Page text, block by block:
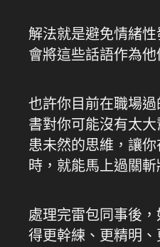
解法就是避免情緒
會將這些話語作為他
也許你目前在職場
書對你可能沒有太
患未然的思維，讓
時，就能馬上過關斬
處理完雷包同事後
得更幹練、更精明